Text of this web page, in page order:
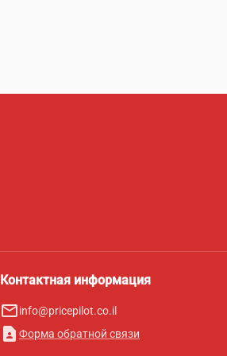
Контактная информация
mail_outlineinfo@pricepilot.co.il
contact_page Форма обратной связи